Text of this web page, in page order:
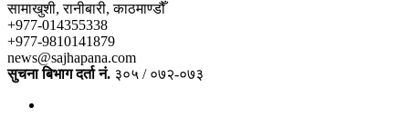
सामाखुशी, रानीबारी, काठमाण्डौँ
+977-014355338
+977-9810141879
news@sajhapana.com
सुचना बिभाग दर्ता नं. ३०५ / ०७२-०७३